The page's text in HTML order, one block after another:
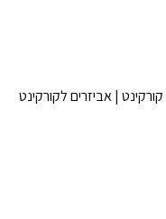
קורקינט | אביזרים לקורקינט